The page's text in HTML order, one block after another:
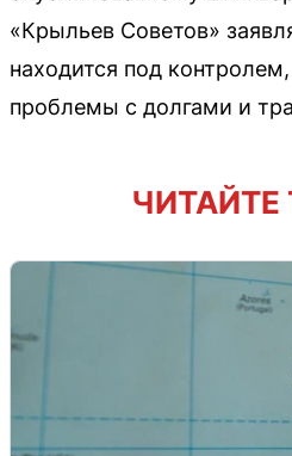
«Крыльев Советов»
находится под
проблемы с долгами и